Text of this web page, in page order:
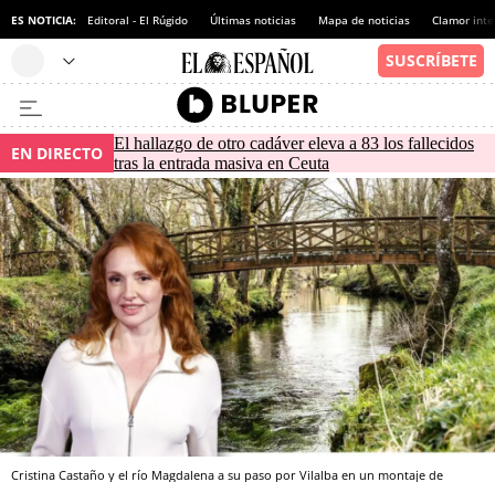
ES NOTICIA: Editoral - El Rúgido Últimas noticias Mapa de noticias Clamor
EN DIRECTO El hallazgo de otro cadáver eleva a 83 los fallecidos
tras la entrada masiva en Ceuta
Cristina Castaño y el río Magdalena a su paso por Vilalba en un montaje de